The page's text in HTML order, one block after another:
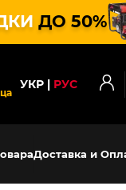
ДО 50%
УКР РУС
Доставка и